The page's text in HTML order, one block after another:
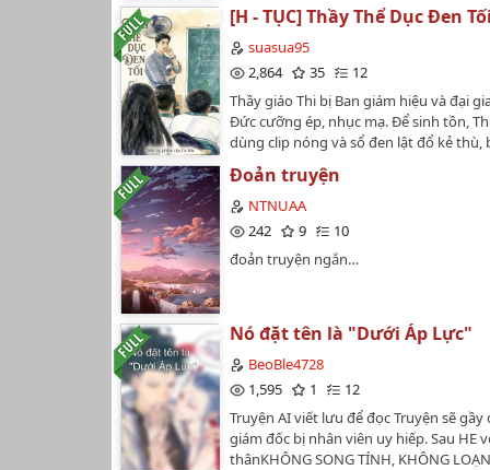
giả trên 18 tuổi. Phát hành hàng ngày
19h30. Cảnh báo: Truyện có nhiều chi
văn dơ, có một số tình tiết hư cấu.…
[H - TỤC] Thầy Thể Dục Đen
suasua95
2,864
35
12
Thầy giáo Thi bị Ban giám hiệu và đại
Đức cưỡng ép, nhục mạ. Để sinh tồn,
dùng clip nóng và sổ đen lật đổ kẻ thù,
quỳ gối hầu hạ. Thi trở thành "ông
nhưng sớm đối mặt với thế lực ngầm
Tổng bộ. Tên truyện: (Series) Thầy Thể
Tác giả: Cu Sữa Số chương: 10 Trạng
gân, Đam mỹ thực tế, Hài Đen, Tâm lý, R-
Đối tượng độc giả Độc giả trên 18 tuổi.
Truyện có nhiều chi tiết nhạy cảm, văn
số tình tiết hư cấu.…
Đoản truyện
NTNUAA
242
9
10
đoản truyện ngắn…
Nó đặt tên là "Dưới Áp Lực"
BeoBle4728
1,595
1
12
Truyện AI viết lưu để đọc Truyện sẽ gầy
giám đốc bị nhân viên uy hiếp. Sau HE
thânKHÔNG SONG TÍNH, KHÔNG